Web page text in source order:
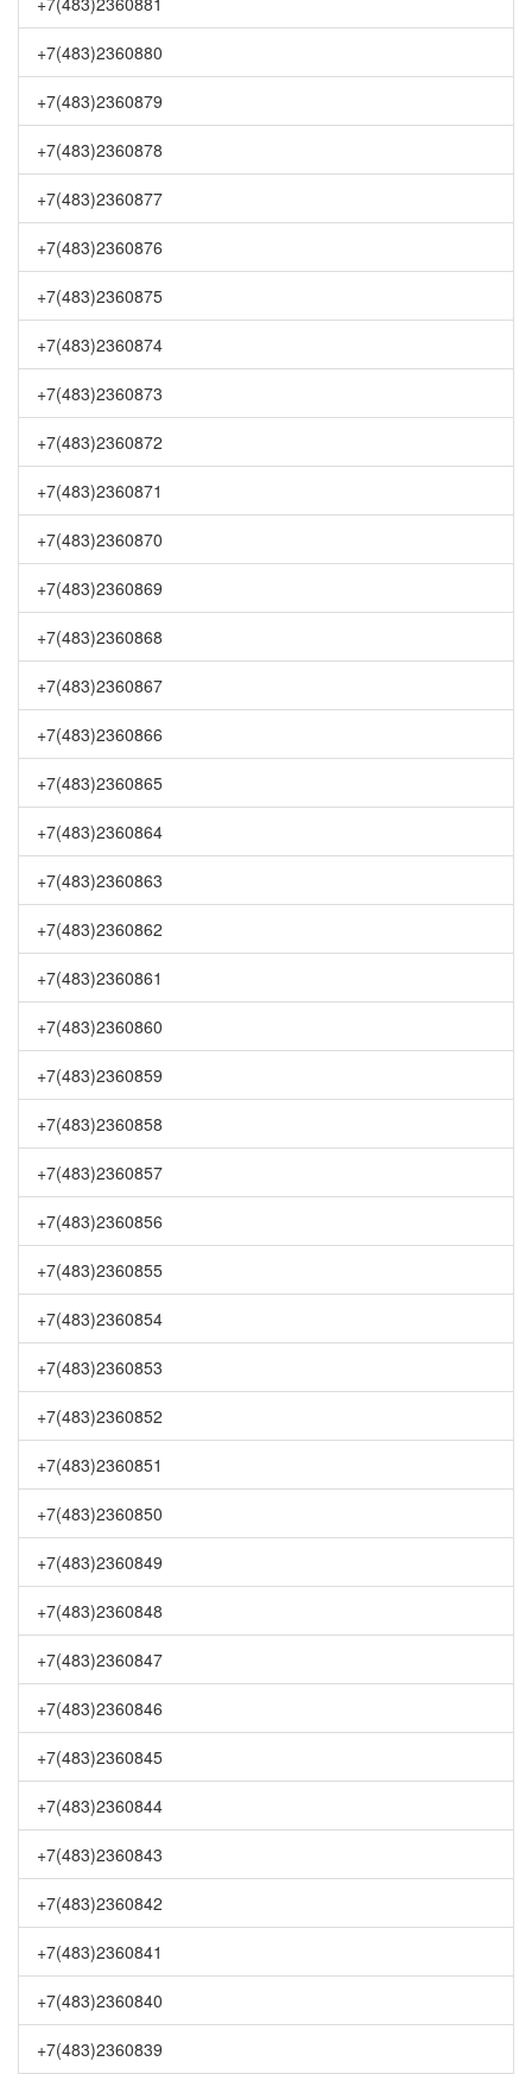
+7(483)2360880
+7(483)2360879
+7(483)2360878
+7(483)2360877
+7(483)2360876
+7(483)2360875
+7(483)2360874
+7(483)2360873
+7(483)2360872
+7(483)2360871
+7(483)2360870
+7(483)2360869
+7(483)2360868
+7(483)2360867
+7(483)2360866
+7(483)2360865
+7(483)2360864
+7(483)2360863
+7(483)2360862
+7(483)2360861
+7(483)2360860
+7(483)2360859
+7(483)2360858
+7(483)2360857
+7(483)2360856
+7(483)2360855
+7(483)2360854
+7(483)2360853
+7(483)2360852
+7(483)2360851
+7(483)2360850
+7(483)2360849
+7(483)2360848
+7(483)2360847
+7(483)2360846
+7(483)2360845
+7(483)2360844
+7(483)2360843
+7(483)2360842
+7(483)2360841
+7(483)2360840
+7(483)2360839